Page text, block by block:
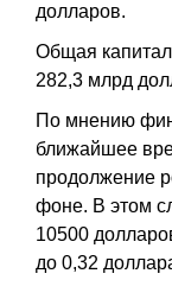
долларов.
Общая
282,3 млрд
По мнению
ближайшее
продолжение
фоне. В этом
10500
до 0,32